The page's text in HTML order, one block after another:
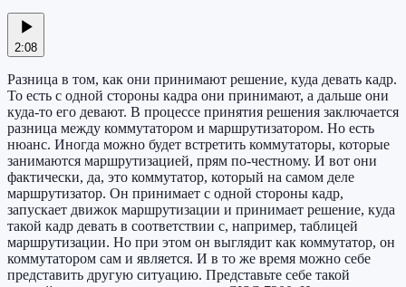
2:08
Разница в том, как они принимают решение, куда девать кадр.
То есть с одной стороны кадра они принимают, а дальше они
куда-то его девают. В процессе принятия решения заключается
разница между коммутатором и маршрутизатором. Но есть
нюанс. Иногда можно будет встретить коммутаторы, которые
занимаются маршрутизацией, прям по-честному. И вот они
фактически, да, это коммутатор, который на самом деле
маршрутизатор. Он принимает с одной стороны кадр,
запускает движок маршрутизации и принимает решение, куда
такой кадр девать в соответствии с, например, таблицей
маршрутизации. Но при этом он выглядит как коммутатор, он
коммутатором сам и является. И в то же время можно себе
представить другую ситуацию. Представьте себе такой